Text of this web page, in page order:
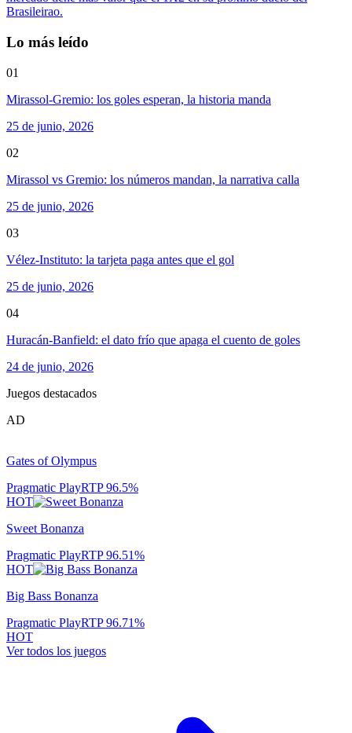
Brasileirao.
Lo más leído
01
Mirassol-Gremio: los goles esperan, la historia manda
25 de junio, 2026
02
Mirassol vs Gremio: los números mandan, la narrativa calla
25 de junio, 2026
03
Vélez-Instituto: la tarjeta paga antes que el gol
25 de junio, 2026
04
Huracán-Banfield: el dato frío que apaga el cuento de goles
24 de junio, 2026
Juegos destacados
AD
Gates of Olympus
Pragmatic PlayRTP96.5%
HOT
Sweet Bonanza
Pragmatic PlayRTP96.51%
HOT
Big Bass Bonanza
Pragmatic PlayRTP96.71%
HOT
Ver todos los juegos